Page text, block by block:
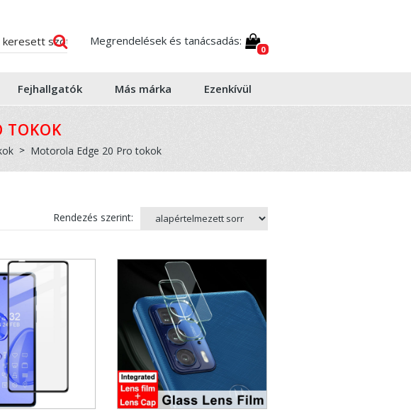
Megrendelések és tanácsadás:
0
Fejhallgatók Más márka Ezenkívül
TOKOK
Motorola Edge 20 Pro tokok
Rendezés szerint: